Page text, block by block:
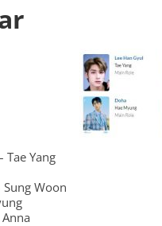
Tae Yang
Sung Woon